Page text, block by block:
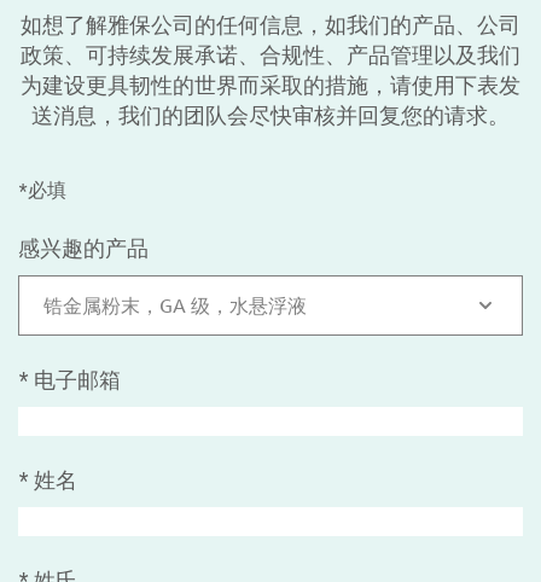
如想了解雅保公司的任何信息，如我们的产品、公司
政策、可持续发展承诺、合规性、产品管理以及我们
为建设更具韧性的世界而采取的措施，请使用下表发
送消息，我们的团队会尽快审核并回复您的请求。
*必填
感兴趣的产品
锆金属粉末，GA 级，水悬浮液
* 电子邮箱
* 姓名